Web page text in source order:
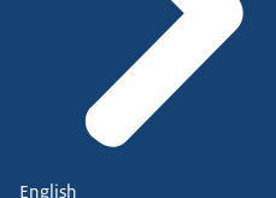
English